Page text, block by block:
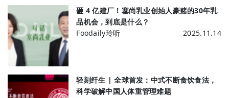
砸 4 亿建厂！塞尚乳业创始人豪赌的30年乳
品机会，到底是什么？
Foodaily玲听
2025.11.14
轻刻纤生 | 全球首发：中式不断食饮食法，
科学破解中国人体重管理难题